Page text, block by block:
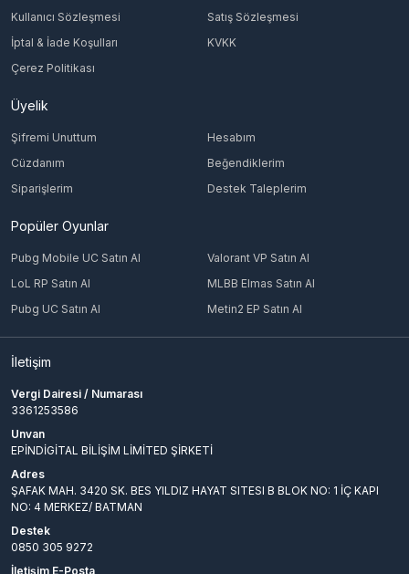
Kullanıcı Sözleşmesi
Satış Sözleşmesi
İptal & İade Koşulları
KVKK
Çerez Politikası
Üyelik
Şifremi Unuttum
Hesabım
Cüzdanım
Beğendiklerim
Siparişlerim
Destek Taleplerim
Popüler Oyunlar
Pubg Mobile UC Satın Al
Valorant VP Satın Al
LoL RP Satın Al
MLBB Elmas Satın Al
Pubg UC Satın Al
Metin2 EP Satın Al
İletişim
Vergi Dairesi / Numarası
3361253586
Unvan
EPİNDİGİTAL BİLİŞİM LİMİTED ŞİRKETİ
Adres
ŞAFAK MAH. 3420 SK. BES YILDIZ HAYAT SITESI B BLOK NO: 1 İÇ KAPI
NO: 4 MERKEZ/ BATMAN
Destek
0850 305 9272
İletişim E-Posta